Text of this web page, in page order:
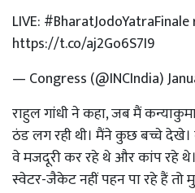
LIVE: #BharatJodoYatraFinale
https://t.co/aj2Go6S7I9
— Congress (@INCIndia)
राहुल गांधी ने कहा, जब मैं
ठंड लग रही थी। मैंने कुछ बच्चे देखे।
वे मजदूरी कर रहे थे और कांप रहे
स्वेटर-जैकेट नहीं पहन पा रहे हैं तो